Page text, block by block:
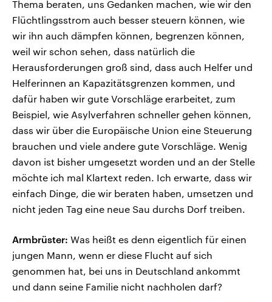
Thema beraten, uns Gedanken machen, wie wir den
Flüchtlingsstrom auch besser steuern können, wie
wir ihn auch dämpfen können, begrenzen können,
weil wir schon sehen, dass natürlich die
Herausforderungen groß sind, dass auch Helfer und
Helferinnen an Kapazitätsgrenzen kommen, und
dafür haben wir gute Vorschläge erarbeitet, zum
Beispiel, wie Asylverfahren schneller gehen können,
dass wir über die Europäische Union eine Steuerung
brauchen und viele andere gute Vorschläge. Wenig
davon ist bisher umgesetzt worden und an der Stelle
möchte ich mal Klartext reden. Ich erwarte, dass wir
einfach Dinge, die wir beraten haben, umsetzen und
nicht jeden Tag eine neue Sau durchs Dorf treiben.
Armbrüster: Was heißt es denn eigentlich für einen
jungen Mann, wenn er diese Flucht auf sich
genommen hat, bei uns in Deutschland ankommt
und dann seine Familie nicht nachholen darf?